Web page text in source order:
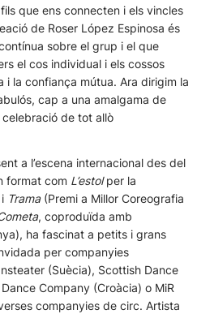
que ens connecten i els vincles
de Roser López Espinosa és
sobre el grup i el que
el cos individual i els cossos
i la confiança mútua. Ara dirigim la
cap a una amalgama de
de tot allò
a l’escena internacional des del
format com L’estolper la
Trama(Premi a Millor Coreografia
, coproduïda amb
ha fascinat a petits i grans
per companyies
(Suècia), Scottish Dance
Company (Croàcia) o MiR
companyies de circ. Artista